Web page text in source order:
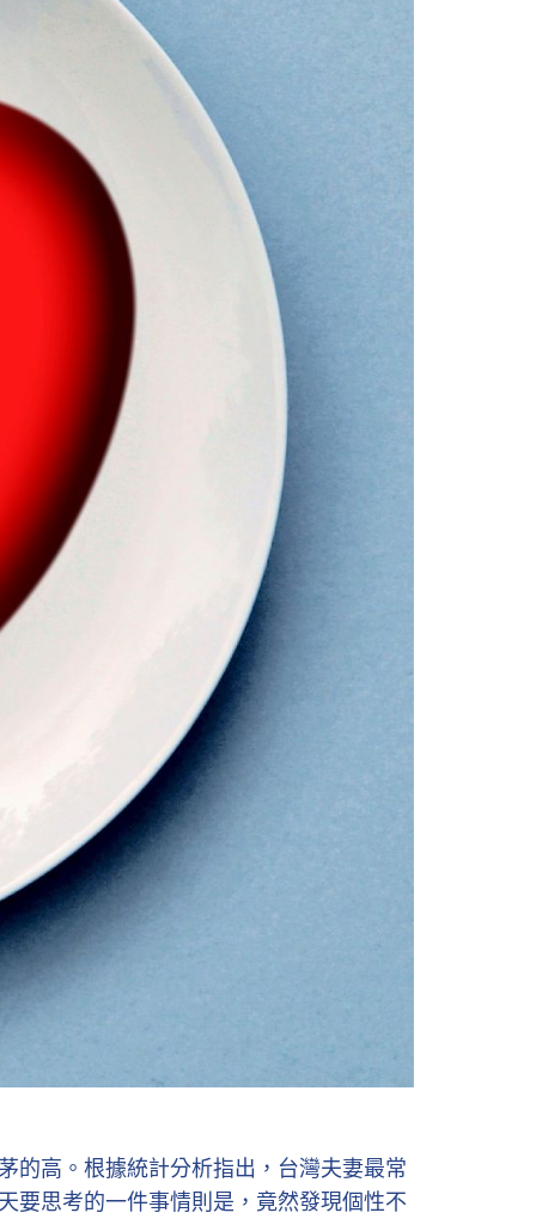
的高。根據統計分析指出，台灣夫妻最常
要思考的一件事情則是，竟然發現個性不